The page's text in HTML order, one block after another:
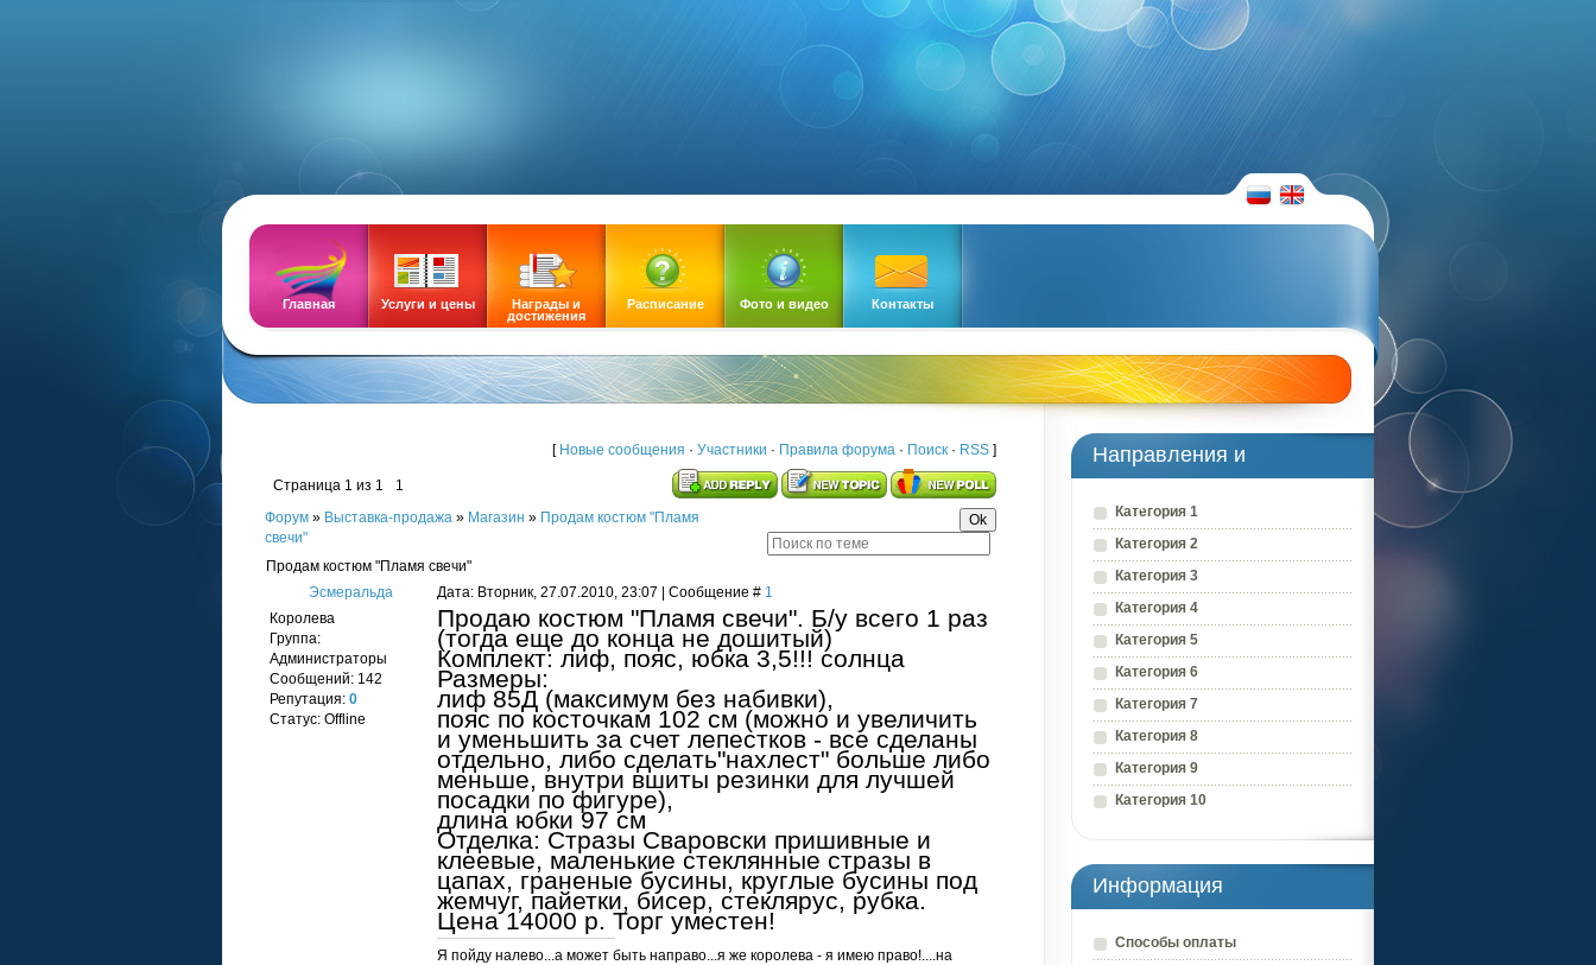
Главная Услуги и цены
Награды и
достижения
Расписание Фото и видео Контакты
[ Новые сообщения · Участники · Правила форума · Поиск · RSS ]
Страница 1 из 1
1
Форум » Выставка-продажа » Магазин » Продам костюм "Пламя
свечи"
Продам костюм "Пламя свечи"
Эсмеральда
Дата: Вторник, 27.07.2010, 23:07 | Сообщение # 1
Королева
Группа:
Администраторы
Сообщений: 142
Репутация: 0
Статус: Offline
Продаю костюм "Пламя свечи". Б/у всего 1 раз
(тогда еще до конца не дошитый)
Комплект: лиф, пояс, юбка 3,5!!! солнца
Размеры:
лиф 85Д (максимум без набивки),
пояс по косточкам 102 см (можно и увеличить
и уменьшить за счет лепестков - все сделаны
отдельно, либо сделать"нахлест" больше либо
меньше, внутри вшиты резинки для лучшей
посадки по фигуре),
длина юбки 97 см
Отделка: Стразы Сваровски пришивные и
клеевые, маленькие стеклянные стразы в
цапах, граненые бусины, круглые бусины под
жемчуг, пайетки, бисер, стеклярус, рубка.
Цена 14000 р. Торг уместен!
Я пойду налево...а может быть направо...я же королева - я имею право!....на
Направления и
Категория 1
Категория 2
Категория 3
Категория 4
Категория 5
Категория 6
Категория 7
Категория 8
Категория 9
Категория 10
Информация
Способы оплаты